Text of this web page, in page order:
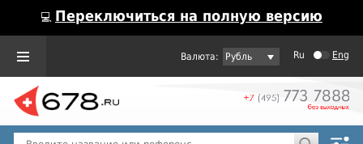
💻 Переключиться на полную версию
Рубль Ru Eng